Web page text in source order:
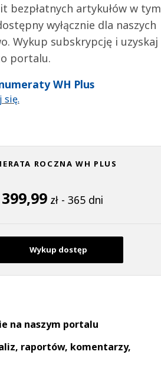
bezpłatnych artykułów w tym
wyłącznie dla naszych
Wykup subskrypcję i uzyskaj
portalu.
WH Plus
się.
ROCZNA WH PLUS
399,99 zł - 365 dni
Wykup dostęp
na naszym portalu
raportów, komentarzy,